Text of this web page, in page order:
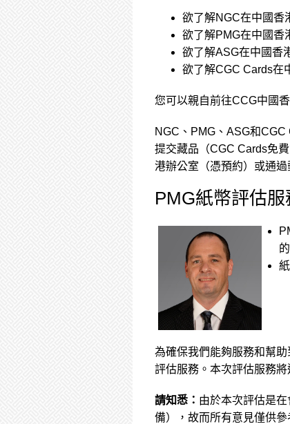
欲了解NGC在中國香
欲了解PMG在中國香
欲了解ASG在中國香
欲了解CGC Cards在
您可以親自前往CCG中國
NGC、PMG、ASG和
提交藏品（CGC Cards免
港辦公室（憑預約）或通
PMG紙幣評估服
為確保我們能夠服務和幫
評估服務。本次評估服務將
請知悉： 由於本次評估是
備），故而所有意見僅供